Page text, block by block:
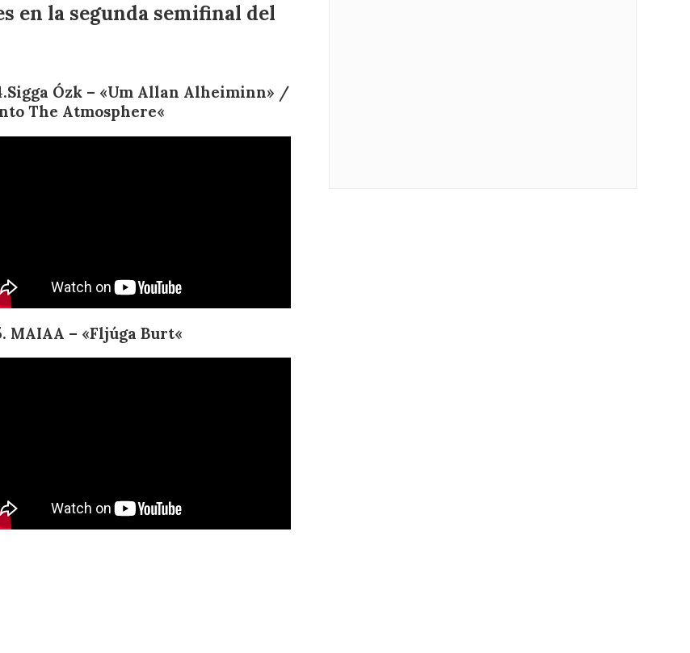
en la segunda semifinal del
Ózk – «Um Allan Alheiminn» /
The Atmosphere«
MAIAA – «Fljúga Burt«